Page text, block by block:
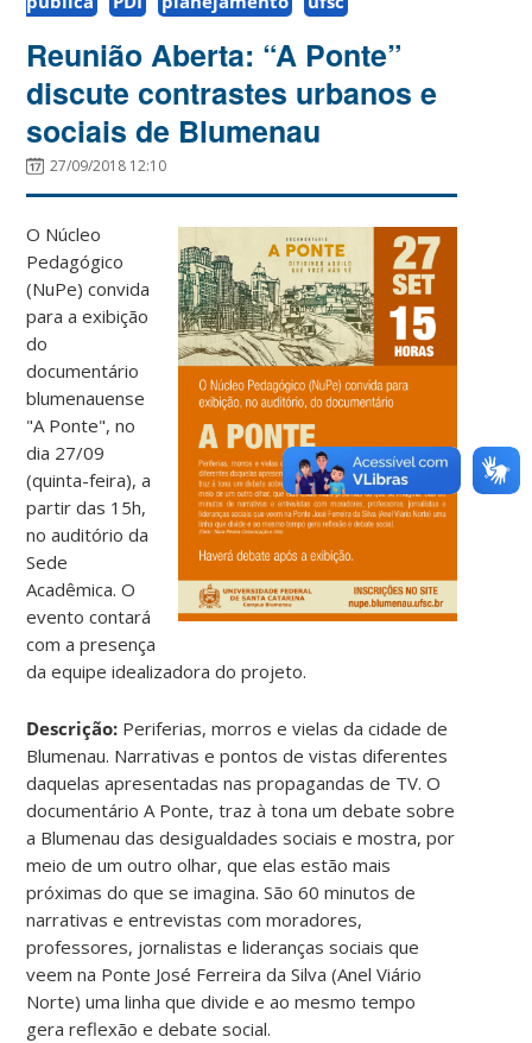
Reunião Aberta: “A Ponte”
discute contrastes urbanos e
sociais de Blumenau
27/09/2018 12:10
O Núcleo
Pedagógico
(NuPe) convida
para a exibição
do
documentário
blumenauense
"A Ponte", no
dia 27/09
(quinta-feira), a
partir das 15h,
no auditório da
Sede
Acadêmica. O
evento contará
com a presença
da equipe idealizadora do projeto.
Descrição: Periferias, morros e vielas da cidade de
Blumenau. Narrativas e pontos de vistas diferentes
daquelas apresentadas nas propagandas de TV. O
documentário A Ponte, traz à tona um debate sobre
a Blumenau das desigualdades sociais e mostra, por
meio de um outro olhar, que elas estão mais
próximas do que se imagina. São 60 minutos de
narrativas e entrevistas com moradores,
professores, jornalistas e lideranças sociais que
veem na Ponte José Ferreira da Silva (Anel Viário
Norte) uma linha que divide e ao mesmo tempo
gera reflexão e debate social.